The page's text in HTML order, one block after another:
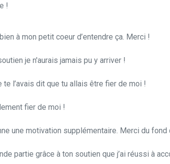
!
à mon petit coeur d’entendre ça. Merci !
je n'aurais jamais pu y arriver !
te l’avais dit que tu allais être fier de moi !
fier de moi !
une motivation supplémentaire. Merci du fond
partie grâce à ton soutien que j’ai réussi à